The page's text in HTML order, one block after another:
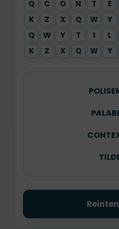
Q
C O N T E
K
Z X Q W Y
Q
W Y T I L
K
Z X Q W Y